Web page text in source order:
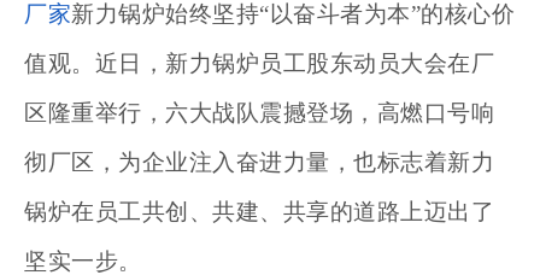
厂家新力锅炉始终坚持“以奋斗者为本”的核心价
值观。近日，新力锅炉员工股东动员大会在厂
区隆重举行，六大战队震撼登场，高燃口号响
彻厂区，为企业注入奋进力量，也标志着新力
锅炉在员工共创、共建、共享的道路上迈出了
坚实一步。